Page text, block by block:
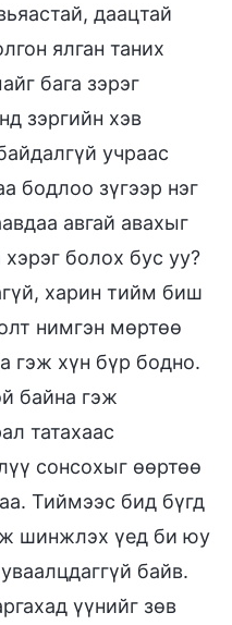
даацтай
ялган таних
бага зэрэг
зэргийн хэв
учраас
бодлоо зүгээр нэг
авгай авахыг
болох бус уу?
харин тийм биш
нимгэн мөртөө
гэж хүн бүр бодно.
байна гэж
татахаас
сонсохыг өөртөө
Тиймээс бид бүгд
шинжлэх үед би юу
байв.
үүнийг зөв